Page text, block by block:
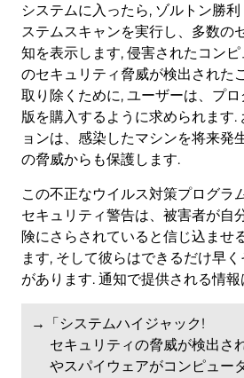
システムに入ったら, ゾルトン勝
ステムスキャンを実行し、多数の
知を表示します, 侵害されたコン
のセキュリティ脅威が検出された
取り除くために, ユーザーは、プ
版を購入するように求められます.
ョンは、感染したマシンを将来発
の脅威からも保護します.
この不正なウイルス対策プログラ
セキュリティ警告は、被害者が自
険にさらされていると信じ込ませ
ます, そして彼らはできるだけ早
があります. 通知で提供される情報
→「システムハイジャック!
セキュリティの脅威が検出さ
やスパイウェアがコンピュー